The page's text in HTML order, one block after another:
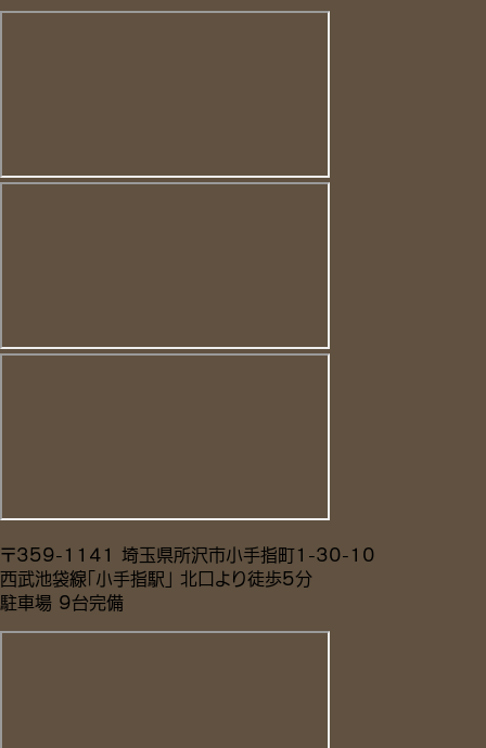
〒359-1141 埼玉県所沢市小手指町1-30-10
西武池袋線「小手指駅」 北口より徒歩5分
駐車場 9台完備